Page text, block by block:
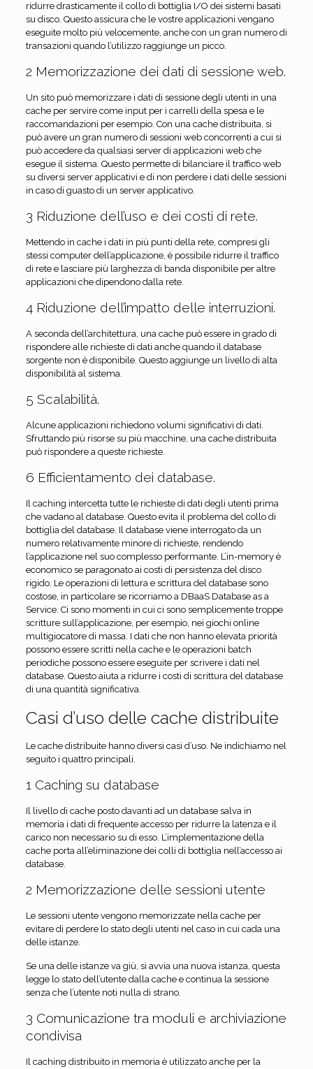
ridurre drasticamente il collo di bottiglia I/O dei sistemi basati
su disco. Questo assicura che le vostre applicazioni vengano
eseguite molto più velocemente, anche con un gran numero di
transazioni quando l’utilizzo raggiunge un picco.
2 Memorizzazione dei dati di sessione web.
Un sito può memorizzare i dati di sessione degli utenti in una
cache per servire come input per i carrelli della spesa e le
raccomandazioni per esempio. Con una cache distribuita, si
può avere un gran numero di sessioni web concorrenti a cui si
può accedere da qualsiasi server di applicazioni web che
esegue il sistema. Questo permette di bilanciare il traffico web
su diversi server applicativi e di non perdere i dati delle sessioni
in caso di guasto di un server applicativo.
3 Riduzione dell’uso e dei costi di rete.
Mettendo in cache i dati in più punti della rete, compresi gli
stessi computer dell’applicazione, è possibile ridurre il traffico
di rete e lasciare più larghezza di banda disponibile per altre
applicazioni che dipendono dalla rete.
4 Riduzione dell’impatto delle interruzioni.
A seconda dell’architettura, una cache può essere in grado di
rispondere alle richieste di dati anche quando il database
sorgente non è disponibile. Questo aggiunge un livello di alta
disponibilità al sistema.
5 Scalabilità.
Alcune applicazioni richiedono volumi significativi di dati.
Sfruttando più risorse su più macchine, una cache distribuita
può rispondere a queste richieste.
6 Efficientamento dei database.
Il caching intercetta tutte le richieste di dati degli utenti prima
che vadano al database. Questo evita il problema del collo di
bottiglia del database. Il database viene interrogato da un
numero relativamente minore di richieste, rendendo
l’applicazione nel suo complesso performante. L’in-memory è
economico se paragonato ai costi di persistenza del disco
rigido. Le operazioni di lettura e scrittura del database sono
costose, in particolare se ricorriamo a DBaaS Database as a
Service. Ci sono momenti in cui ci sono semplicemente troppe
scritture sull’applicazione, per esempio, nei giochi online
multigiocatore di massa. I dati che non hanno elevata priorità
possono essere scritti nella cache e le operazioni batch
periodiche possono essere eseguite per scrivere i dati nel
database. Questo aiuta a ridurre i costi di scrittura del database
di una quantità significativa.
Casi d’uso delle cache distribuite
Le cache distribuite hanno diversi casi d’uso. Ne indichiamo nel
seguito i quattro principali.
1 Caching su database
Il livello di cache posto davanti ad un database salva in
memoria i dati di frequente accesso per ridurre la latenza e il
carico non necessario su di esso. L’implementazione della
cache porta all’eliminazione dei colli di bottiglia nell’accesso ai
database.
2 Memorizzazione delle sessioni utente
Le sessioni utente vengono memorizzate nella cache per
evitare di perdere lo stato degli utenti nel caso in cui cada una
delle istanze.
Se una delle istanze va giù, si avvia una nuova istanza, questa
legge lo stato dell’utente dalla cache e continua la sessione
senza che l’utente noti nulla di strano.
3 Comunicazione tra moduli e archiviazione
condivisa
Il caching distribuito in memoria è utilizzato anche per la